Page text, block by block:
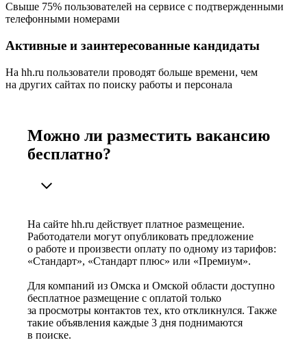
Свыше 75% пользователей на сервисе с подтвержденными
телефонными номерами
Активные и заинтересованные кандидаты
На hh.ru пользователи проводят больше времени, чем
на других сайтах по поиску работы и персонала
Можно ли разместить вакансию
бесплатно?
На сайте hh.ru действует платное размещение.
Работодатели могут опубликовать предложение
о работе и произвести оплату по одному из тарифов:
«Стандарт», «Стандарт плюс» или «Премиум».
Для компаний из Омска и Омской области доступно
бесплатное размещение с оплатой только
за просмотры контактов тех, кто откликнулся. Также
такие объявления каждые 3 дня поднимаются
в поиске.